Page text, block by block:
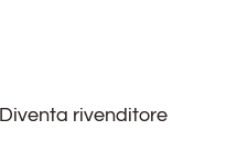
Diventa rivenditore